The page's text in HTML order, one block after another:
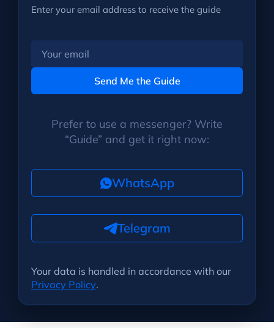
Enter your email address to receive the guide
email
Send Me the Guide
Prefer to use a messenger? Write
“Guide” and get it right now:
WhatsApp
Telegram
Your data is handled in accordance with our
Privacy Policy.